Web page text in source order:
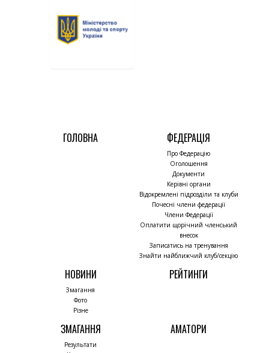
ГОЛОВНА ФЕДЕРАЦІЯ
Про Федерацію
Оголошення
Документи
Керівні органи
Відокремлені підрозділи та клуби
Почесні члени федерації
Члени Федерації
Оплатити щорічний членський
внесок
Записатись на тренування
Знайти найближчий клуб/секцію
НОВИНИ
Змагання
Фото
Різне
РЕЙТИНГИ
ЗМАГАННЯ
Результати
АМАТОРИ